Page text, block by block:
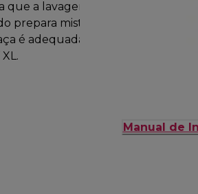
que a lavagem é muito rápida,
prepara misturas mais pegajosas.
é adequada para todos os
Manual de